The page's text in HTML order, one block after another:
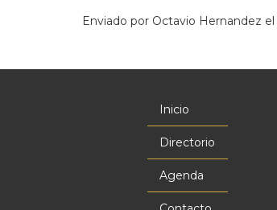
Enviado por Octavio Hernandez el
principal
Inicio
Directorio
Agenda